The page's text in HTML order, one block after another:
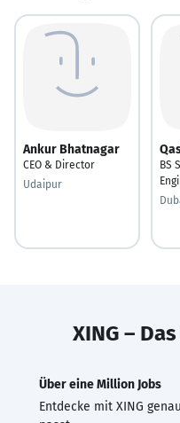
Ankur Bhatnagar
CEO & Director
Udaipur
BS
XING –
Über eine Million Jobs
Entdecke mit XING